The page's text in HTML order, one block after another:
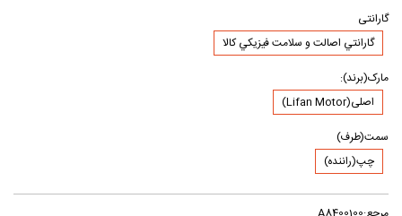
گارانتی
گارانتي اصالت و سلامت فيزيکي کالا
مارک(برند):
اصلی(Lifan Motor)
سمت(طرف)
چپ(راننده)